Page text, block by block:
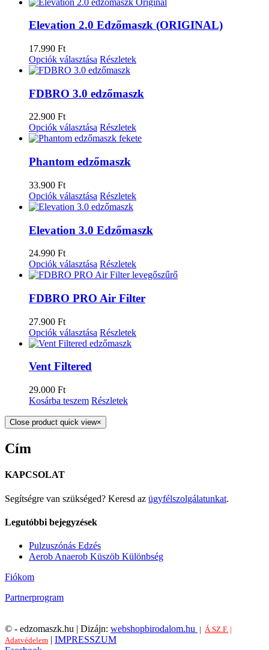
Elevation 2.0 Edzőmaszk (ORIGINAL)
17.990 Ft
Opciók választása Részletek
FDBRO 3.0 edzőmaszk
22.900 Ft
Opciók választása Részletek
Phantom edzőmaszk
33.900 Ft
Opciók választása Részletek
Elevation 3.0 Edzőmaszk
24.990 Ft
Opciók választása Részletek
FDBRO PRO Air Filter
27.900 Ft
Opciók választása Részletek
Vent Filtered
29.000 Ft
Kosárba teszem Részletek
Close product quick view×
Cím
KAPCSOLAT
Segítségre van szükséged? Keresd az ügyfélszolgálatunkat.
Legutóbbi bejegyzések
Pulzuszónás Edzés
Aerob Anaerob Küszöb Különbség
Fiókom
Partnerprogram
© - edzomaszk.hu | Dizájn: webshopbirodalom.hu | Á.SZ.F. |
Adatvédelem | IMPRESSZUM